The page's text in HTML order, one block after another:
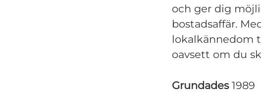
och ger dig
bostadsaffär.
lokalkännedom
oavsett om du
Grundades 1989